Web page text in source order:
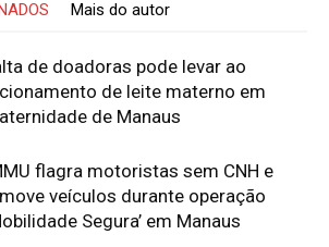
Mais do autor
de doadoras pode levar ao
de leite materno em
de Manaus
flagra motoristas sem CNH e
veículos durante operação
Segura’ em Manaus